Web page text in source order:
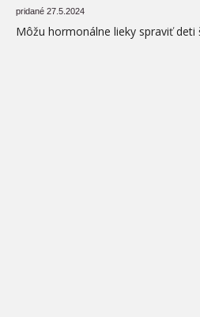
pridané 27.5.2024
Môžu hormonálne lieky spraviť deti